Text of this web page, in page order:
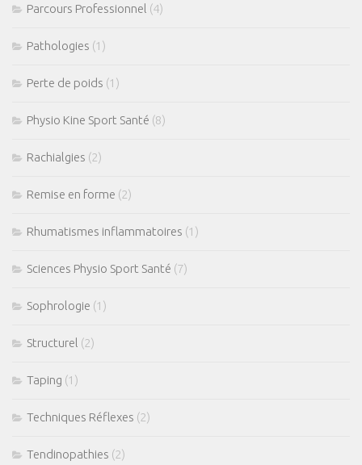
Parcours Professionnel (4)
Pathologies (1)
Perte de poids (1)
Physio Kine Sport Santé (8)
Rachialgies (2)
Remise en forme (2)
Rhumatismes inflammatoires (1)
Sciences Physio Sport Santé (7)
Sophrologie (1)
Structurel (2)
Taping (1)
Techniques Réflexes (2)
Tendinopathies (2)